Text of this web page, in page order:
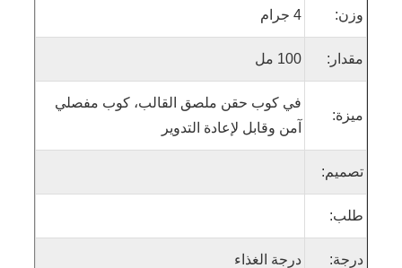
وزن: 4 جرام
مقدار: 100 مل
ميزة:
في كوب حقن ملصق القالب، كوب مفصلي
آمن وقابل لإعادة التدوير
تصميم:
طلب:
درجة: درجة الغذاء